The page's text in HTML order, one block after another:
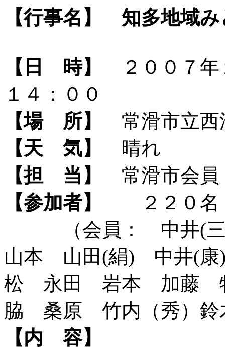
【行事名】 知多地域
【日 時】
２００７年
１４：００
【場 所】
常滑市立
【天 気】
晴れ
【担 当】
常滑市会員
【参加者】
２２０名
（会員： 中井(
山本 山田(絹) 中井(
松 永田 岩本 加藤
脇 桑原 竹内（秀）
【内 容】